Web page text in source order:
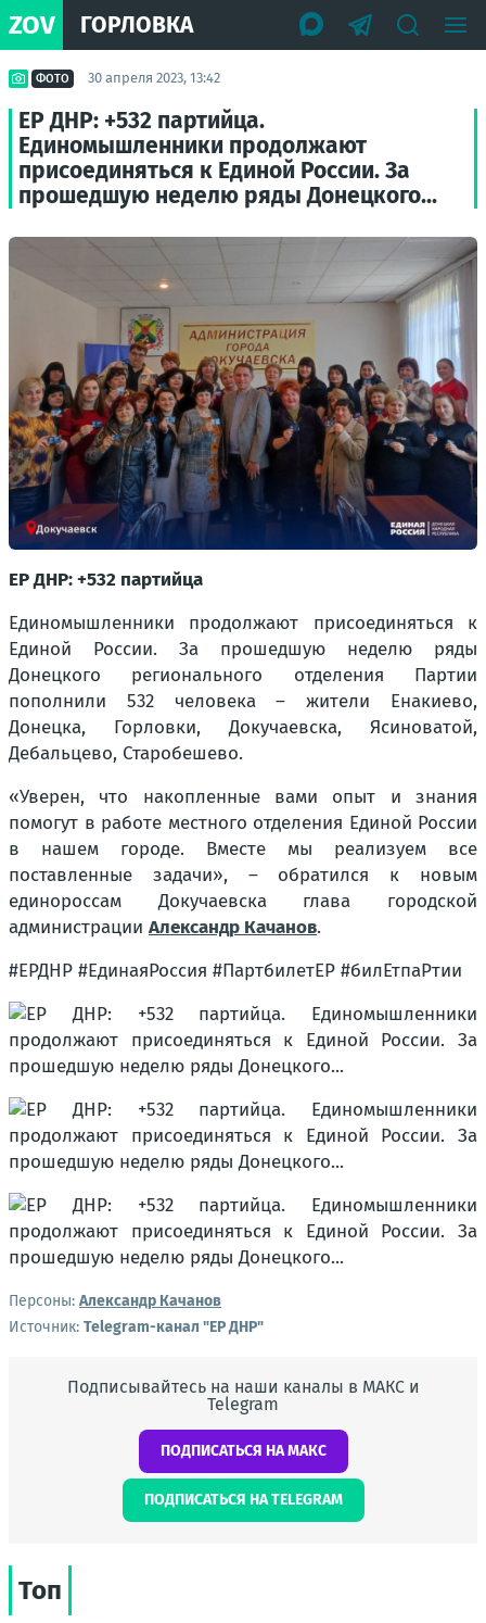
ZOV ГОРЛОВКА
ФОТО 30 апреля 2023, 13:42
ЕР ДНР: +532 партийца.
Единомышленники продолжают
присоединяться к Единой России. За
прошедшую неделю ряды Донецкого...
ЕР ДНР: +532 партийца
Единомышленники продолжают присоединяться к
Единой России. За прошедшую неделю ряды
Донецкого регионального отделения Партии
пополнили 532 человека – жители Енакиево,
Донецка, Горловки, Докучаевска, Ясиноватой,
Дебальцево, Старобешево.
«Уверен, что накопленные вами опыт и знания
помогут в работе местного отделения Единой России
в нашем городе. Вместе мы реализуем все
поставленные задачи», – обратился к новым
единороссам Докучаевска глава городской
администрации Александр Качанов.
#ЕРДНР #ЕдинаяРоссия #ПартбилетЕР #билЕтпаРтии
Персоны: Александр Качанов
Источник: Telegram-канал "ЕР ДНР"
Подписывайтесь на наши каналы в МАКС и
Telegram
ПОДПИСАТЬСЯ НА МАКС
ПОДПИСАТЬСЯ НА TELEGRAM
Топ